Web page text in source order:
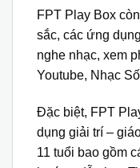
FPT Play Box
sắc, các ứng
nghe nhạc, xem
Youtube, Nhạc
Đặc biệt, FPT
dụng giải trí –
11 tuổi bao gồm